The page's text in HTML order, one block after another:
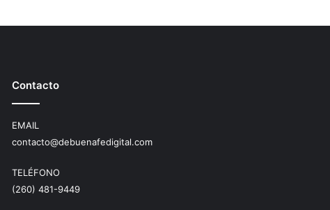
Contacto
EMAIL
contacto@debuenafedigital.com
TELÉFONO
(260) 481-9449